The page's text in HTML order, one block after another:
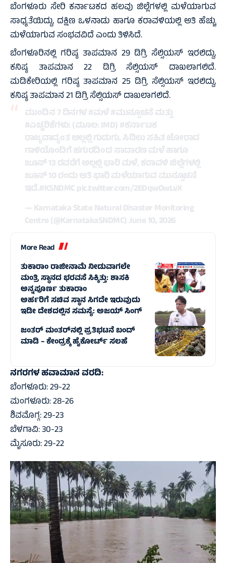
ಬೆಂಗಳೂರು ಸೇರಿ ಕರ್ನಾಟಕದ ಹಲವು ಜಿಲ್ಲೆಗಳಲ್ಲಿ ಮಳೆಯಾಗುವ
ಸಾಧ್ಯತೆಯಿದ್ದು, ದಕ್ಷಿಣ ಒಳನಾಡು ಹಾಗೂ ಕರಾವಳಿಯಲ್ಲಿ ಅತಿ ಹೆಚ್ಚು
ಮಳೆಯಾಗುವ ಸಂಭವವಿದೆ ಎಂದು ತಿಳಿಸಿದೆ.
ಬೆಂಗಳೂರಿನಲ್ಲಿ ಗರಿಷ್ಠ ತಾಪಮಾನ 29 ಡಿಗ್ರಿ ಸೆಲ್ಸಿಯಸ್ ಇರಲಿದ್ದು,
ಕನಿಷ್ಠ ತಾಪಮಾನ 22 ಡಿಗ್ರಿ ಸೆಲ್ಸಿಯಸ್ ದಾಖಲಾಗಲಿದೆ.
ಮಡಿಕೇರಿಯಲ್ಲಿ ಗರಿಷ್ಠ ತಾಪಮಾನ 25 ಡಿಗ್ರಿ ಸೆಲ್ಸಿಯಸ್ ಇರಲಿದ್ದು,
ಕನಿಷ್ಠ ತಾಪಮಾನ 21 ಡಿಗ್ರಿ ಸೆಲ್ಸಿಯಸ್ ದಾಖಲಾಗಲಿದೆ.
ಮುಂದಿನ 7 ದಿನಗಳ#ಮಳೆ#ಮುನ್ಸೂಚನೆಮತ್ತು
#ಎಚ್ಚರಿಕೆಗಳು: (ಮೂಲ: IMD) #ಕರ್ನಾಟಕ
ರಾಜ್ಯದಾದ್ಯಂತ ಅಲ್ಲಲ್ಲಿ ಗುಡುಗು, ಸಿಡಿಲು ಸಹಿತ ಜೋರಾದ
ಗಾಳಿಯೊಂದಿಗೆ ಹಗುರದಿಂದ ಸಾದಾರಣ ಮಳೆ ಹಾಗೂ
ಜೂನ್ 13 ರವರೆಗೆ ಅಲ್ಲಲ್ಲಿ ಭಾರಿ ಮಳೆ, ಕರಾವಳಿ ಜಿಲ್ಲೆಗಳಲ್ಲಿ
ಜೂನ್ 10 ರಂದು ಅತಿ ಭಾರಿ ಮಳೆಯಾಗುವ ಮುನ್ಸೂಚನೆ
ಇದೆ.#KSNDMCpic.twitter.com/2EDqw0wLvX
— Karnataka State Natural Disaster Monitoring
Centre (@KarnatakaSNDMC) June 10, 2026
More Read
ತುಕಾರಾಂ ರಾಜೀನಾಮೆ ನೀಡುವಾಗಲೇ
ಮಂತ್ರಿ ಸ್ಥಾನದ ಭರವಸೆ ಸಿಕ್ಕಿತ್ತು: ಶಾಸಕಿ
ಅನ್ನಪೂರ್ಣ ತುಕಾರಾಂ
ಅರ್ಹರಿಗೆ ಸಚಿವ ಸ್ಥಾನ ಸಿಗದೇ ಇರುವುದು
ಇಡೀ ದೇಶದಲ್ಲಿನ ಸಮಸ್ಯೆ: ಅಜಯ್ ಸಿಂಗ್
ಜಂತರ್ ಮಂತರ್‌ನಲ್ಲಿ ಪ್ರತಿಭಟನೆ ಬಂದ್‌
ಮಾಡಿ – ಕೇಂದ್ರಕ್ಕೆ ಹೈಕೋರ್ಟ್‌ ಸಲಹೆ
ನಗರಗಳ ಹವಾಮಾನ ವರದಿ:
ಬೆಂಗಳೂರು: 29-22
ಮಂಗಳೂರು: 28-26
ಶಿವಮೊಗ್ಗ: 29-23
ಬೆಳಗಾವಿ: 30-23
ಮೈಸೂರು: 29-22